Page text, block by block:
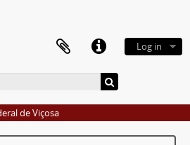
Log in
de Viçosa